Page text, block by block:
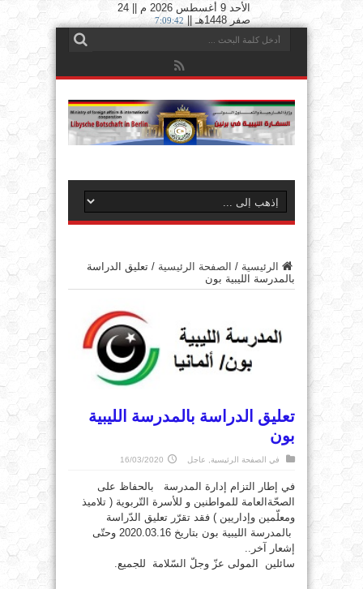
الأحد 9 أغسطس 2026 م || 24
صفر 1448هـ ||
7:09:43
الرئيسية / الصفحة الرئيسية / تعليق الدراسة
بالمدرسة الليبية بون
تعليق الدراسة بالمدرسة الليبية
بون
في الصفحة الرئيسية, عاجل 16/03/2020
في إطار التزام إدارة المدرسة بالحفاظ على
الصحّةالعامة للمواطنين و للأسرة التّربوية ( تلاميذ
ومعلّمين وإداريين ) فقد تقرّر تعليق الدّراسة
بالمدرسة الليبية بون بتاريخ 2020.03.16 وحتّى
إشعار آخر..
سائلين المولى عزّ وجلّ السّلامة للجميع.